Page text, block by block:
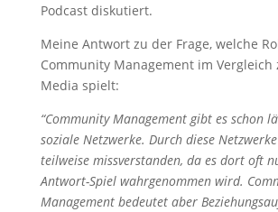
Podcast diskutiert.
Meine Antwort zu der Frage, welche
Community Management im Vergleich
Media spielt:
“Community Management gibt es schon
soziale Netzwerke. Durch diese
teilweise missverstanden, da es dort oft
Antwort-Spiel wahrgenommen wird.
Management bedeutet aber